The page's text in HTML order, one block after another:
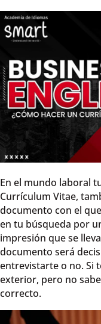
En el mundo laboral
Currículum Vitae,
documento con el
en tu búsqueda por
impresión que se
documento será
entrevistarte o no. Si
exterior, pero no
correcto.